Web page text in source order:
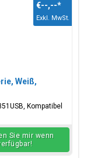
Weiß,
Kompatibel
€--,--*
Exkl. MwSt.
Sie mir wenn